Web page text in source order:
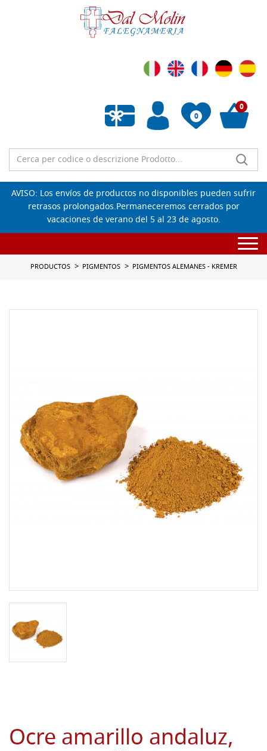
0
Lista de deseos vacía
0
AVISO: Los envíos de productos no disponibles pueden sufrir
retrasos prolongados.Permaneceremos cerrados por
vacaciones de verano del 5 al 23 de agosto.
PRODUCTOS PIGMENTOS PIGMENTOS ALEMANES - KREMER
Ocre amarillo andaluz,